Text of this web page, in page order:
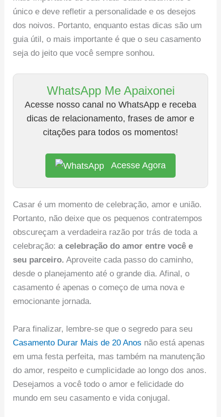
único e deve refletir a personalidade e os desejos
dos noivos. Portanto, enquanto estas dicas são um
guia útil, o mais importante é que o seu casamento
seja do jeito que você sempre sonhou.
WhatsApp Me Apaixonei
Acesse nosso canal no WhatsApp e receba
dicas de relacionamento, frases de amor e
citações para todos os momentos!
Acesse Agora
Casar é um momento de celebração, amor e união.
Portanto, não deixe que os pequenos contratempos
obscureçam a verdadeira razão por trás de toda a
celebração:a celebração do amor entre você e
seu parceiro. Aproveite cada passo do caminho,
desde o planejamento até o grande dia. Afinal, o
casamento é apenas o começo de uma nova e
emocionante jornada.
Para finalizar, lembre-se que o segredo para seu
Casamento Durar Mais de 20 Anos não está apenas
em uma festa perfeita, mas também na manutenção
do amor, respeito e cumplicidade ao longo dos anos.
Desejamos a você todo o amor e felicidade do
mundo em seu casamento e vida conjugal.